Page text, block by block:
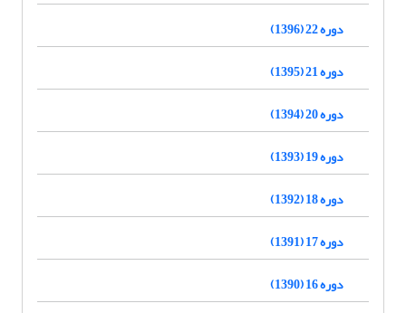
دوره 22 (1396)
دوره 21 (1395)
دوره 20 (1394)
دوره 19 (1393)
دوره 18 (1392)
دوره 17 (1391)
دوره 16 (1390)